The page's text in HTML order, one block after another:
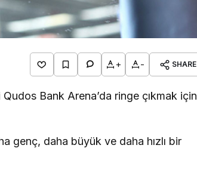
+ - SHARE
Bank Arena’da ringe çıkmak için
genç, daha büyük ve daha hızlı bir